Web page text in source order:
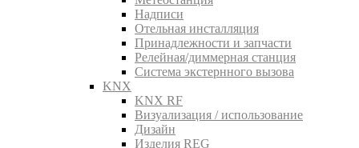
Надписи
Отельная инсталляция
Принадлежности и запчасти
Релейная/диммерная станция
Система экстернного вызова
KNX
KNX RF
Визуализация / использование
Дизайн
Изделия REG